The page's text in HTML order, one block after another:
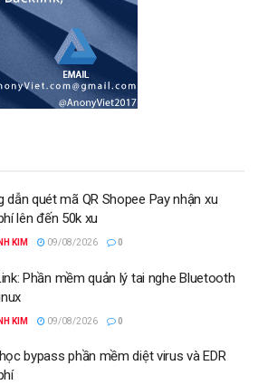
dẫn quét mã QR Shopee Pay nhận xu
lên đến 50k xu
KIM 09/08/2026 0
Phần mềm quản lý tai nghe Bluetooth
KIM 09/08/2026 0
bypass phần mềm diệt virus và EDR